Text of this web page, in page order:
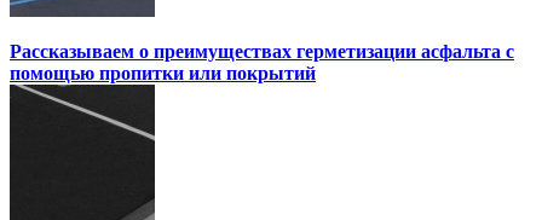
Рассказываем о преимуществах герметизации асфальта с
помощью пропитки или покрытий